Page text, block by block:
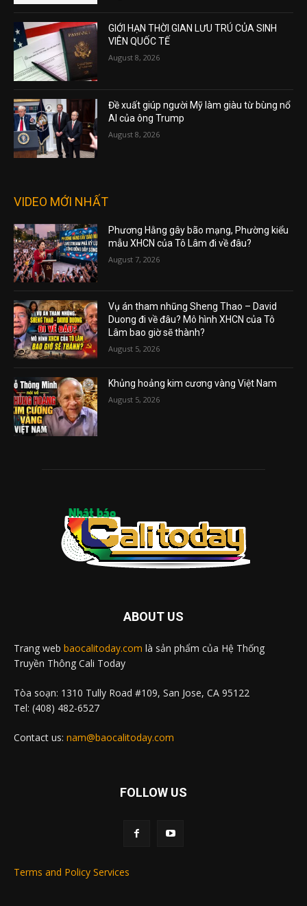
GIỚI HẠN THỜI GIAN LƯU TRÚ CỦA SINH
VIÊN QUỐC TẾ
August 8, 2026
Đề xuất giúp người Mỹ làm giàu từ bùng nổ
AI của ông Trump
August 8, 2026
VIDEO MỚI NHẤT
Phương Hằng gây bão mạng, Phường kiểu
mẫu XHCN của Tô Lâm đi về đâu?
August 7, 2026
Vụ án tham nhũng Sheng Thao – David
Duong đi về đâu? Mô hình XHCN của Tô
Lâm bao giờ sẽ thành?
August 5, 2026
Khủng hoảng kim cương vàng Việt Nam
August 5, 2026
ABOUT US
Trang web baocalitoday.com là sản phẩm của Hệ Thống
Truyền Thông Cali Today
Tòa soạn: 1310 Tully Road #109, San Jose, CA 95122
Tel: (408) 482-6527
Contact us: nam@baocalitoday.com
FOLLOW US
Terms and Policy Services